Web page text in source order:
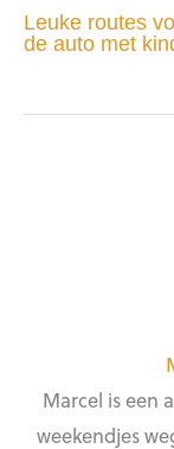
Leuke routes
de auto met
Marcel is een
weekendjes